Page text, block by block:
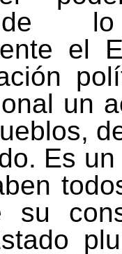
lo
el
un
Es
su